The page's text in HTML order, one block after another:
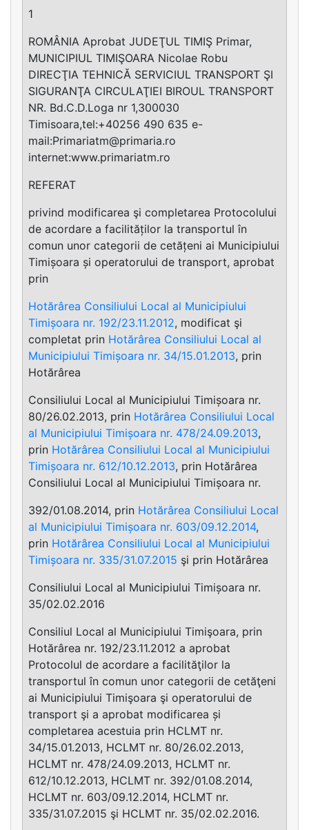
1
ROMÂNIA Aprobat JUDEŢUL TIMIŞ Primar,
MUNICIPIUL TIMIŞOARA Nicolae Robu
DIRECŢIA TEHNICĂ SERVICIUL TRANSPORT ŞI
SIGURANŢA CIRCULAŢIEI BIROUL TRANSPORT
NR. Bd.C.D.Loga nr 1,300030
Timisoara,tel:+40256 490 635 e-
mail:Primariatm@primaria.ro
internet:www.primariatm.ro
REFERAT
privind modificarea şi completarea Protocolului
de acordare a facilităților la transportul în
comun unor categorii de cetățeni ai Municipiului
Timișoara și operatorului de transport, aprobat
prin
Hotărârea Consiliului Local al Municipiului
Timișoara nr. 192/23.11.2012, modificat şi
completat prin Hotărârea Consiliului Local al
Municipiului Timișoara nr. 34/15.01.2013, prin
Hotărârea
Consiliului Local al Municipiului Timișoara nr.
80/26.02.2013, prin Hotărârea Consiliului Local
al Municipiului Timișoara nr. 478/24.09.2013,
prin Hotărârea Consiliului Local al Municipiului
Timișoara nr. 612/10.12.2013, prin Hotărârea
Consiliului Local al Municipiului Timișoara nr.
392/01.08.2014, prin Hotărârea Consiliului Local
al Municipiului Timișoara nr. 603/09.12.2014,
prin Hotărârea Consiliului Local al Municipiului
Timișoara nr. 335/31.07.2015 şi prin Hotărârea
Consiliului Local al Municipiului Timișoara nr.
35/02.02.2016
Consiliul Local al Municipiului Timişoara, prin
Hotărârea nr. 192/23.11.2012 a aprobat
Protocolul de acordare a facilităţilor la
transportul în comun unor categorii de cetăţeni
ai Municipiului Timişoara şi operatorului de
transport şi a aprobat modificarea și
completarea acestuia prin HCLMT nr.
34/15.01.2013, HCLMT nr. 80/26.02.2013,
HCLMT nr. 478/24.09.2013, HCLMT nr.
612/10.12.2013, HCLMT nr. 392/01.08.2014,
HCLMT nr. 603/09.12.2014, HCLMT nr.
335/31.07.2015 şi HCLMT nr. 35/02.02.2016.